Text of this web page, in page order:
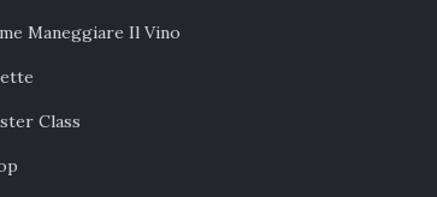
Maneggiare Il Vino
Class